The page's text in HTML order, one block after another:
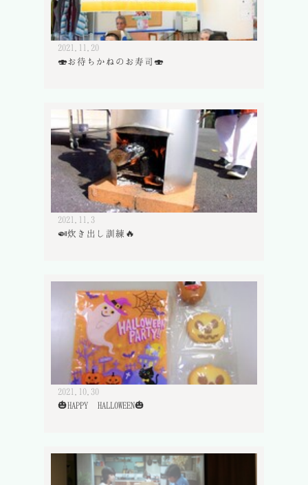
2021.11.20
🍣お待ちかねのお寿司🍣
2021.11.3
🍛炊き出し訓練🔥
2021.10.30
🎃HAPPY HALLOWEEN🎃